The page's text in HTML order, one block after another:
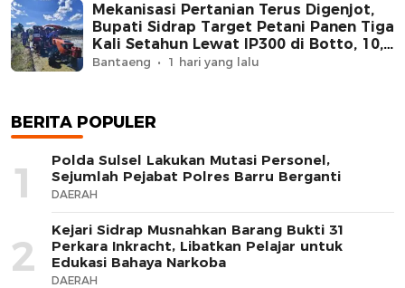
Mekanisasi Pertanian Terus Digenjot,
Bupati Sidrap Target Petani Panen Tiga
Kali Setahun Lewat IP300 di Botto, 10,5
Hektare Sawah Langsung Diolah
Bantaeng 1 hari yang lalu
BERITA POPULER
1
Polda Sulsel Lakukan Mutasi Personel,
Sejumlah Pejabat Polres Barru Berganti
DAERAH
2
Kejari Sidrap Musnahkan Barang Bukti 31
Perkara Inkracht, Libatkan Pelajar untuk
Edukasi Bahaya Narkoba
DAERAH